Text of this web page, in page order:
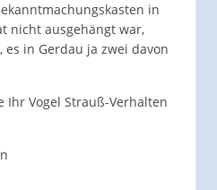
in
nicht ausgehängt war,
in Gerdau ja zwei davon
Ihr Vogel Strauß-Verhalten